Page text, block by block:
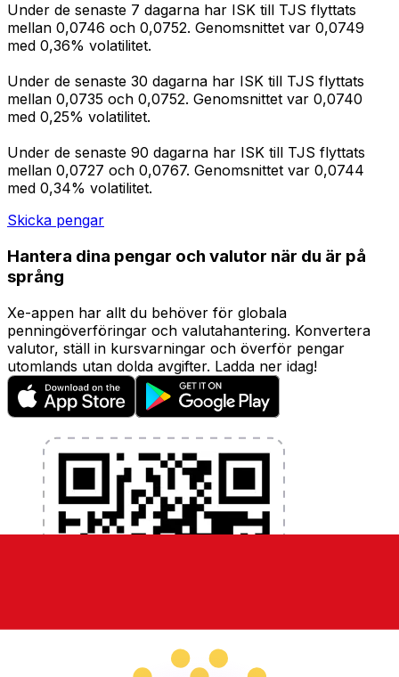
Under de senaste 7 dagarna har ISK till TJS flyttats
mellan 0,0746 och 0,0752. Genomsnittet var 0,0749
med 0,36% volatilitet.
Under de senaste 30 dagarna har ISK till TJS flyttats
mellan 0,0735 och 0,0752. Genomsnittet var 0,0740
med 0,25% volatilitet.
Under de senaste 90 dagarna har ISK till TJS flyttats
mellan 0,0727 och 0,0767. Genomsnittet var 0,0744
med 0,34% volatilitet.
Skicka pengar
Hantera dina pengar och valutor när du är på
språng
Xe-appen har allt du behöver för globala
penningöverföringar och valutahantering. Konvertera
valutor, ställ in kursvarningar och överför pengar
utomlands utan dolda avgifter. Ladda ner idag!